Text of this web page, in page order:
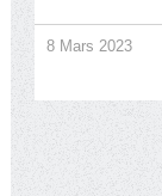
8 Mars 2023